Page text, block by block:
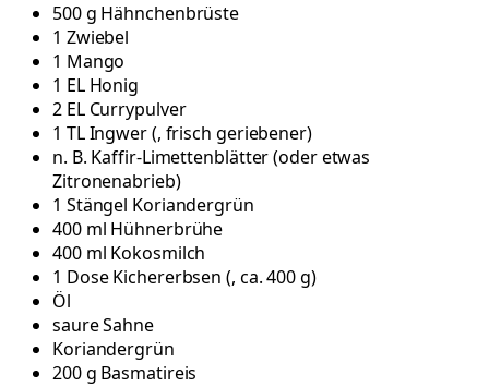
500g Hähnchenbrüste
1 Zwiebel
1 Mango
1 EL Honig
2 EL Currypulver
1 TLIngwer(, frisch geriebener)
n. B. Kaffir-Limettenblätter(oder etwas
Zitronenabrieb)
1 Stängel Koriandergrün
400 ml Hühnerbrühe
400 ml Kokosmilch
1 DoseKichererbsen (, ca. 400 g)
Öl
saure Sahne
Koriandergrün
200g Basmatireis